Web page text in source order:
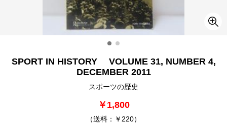
SPORT IN HISTORY VOLUME 31, NUMBER 4,
DECEMBER 2011
スポーツの歴史
￥1,800
（送料：￥220）